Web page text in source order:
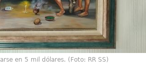
en 5 mil dólares. (Foto: RR SS)